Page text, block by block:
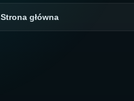
Strona główna